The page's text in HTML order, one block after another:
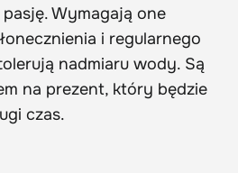
Wymagają one
i regularnego
nadmiaru wody. Są
na prezent, który będzie
czas.